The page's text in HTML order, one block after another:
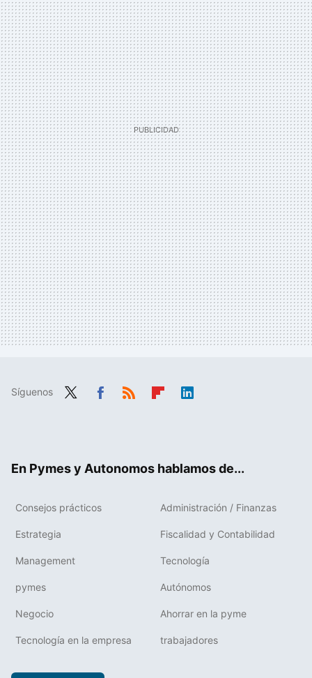
Síguenos
En Pymes y Autonomos hablamos de...
Consejos prácticos Administración / Finanzas
Estrategia Fiscalidad y Contabilidad
Management Tecnología
pymes Autónomos
Negocio Ahorrar en la pyme
Tecnología en la empresa trabajadores